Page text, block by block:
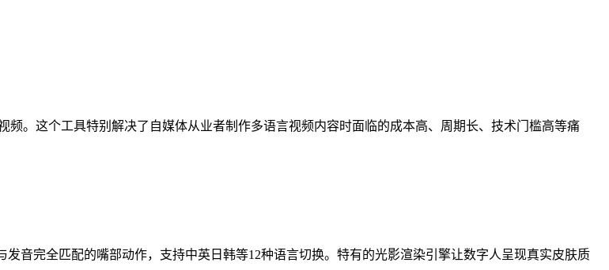
。这个工具特别解决了自媒体从业者制作多语言视频内容时面临的成本高、周期长、技术门槛高等痛
音完全匹配的嘴部动作，支持中英日韩等12种语言切换。特有的光影渲染引擎让数字人呈现真实皮肤质